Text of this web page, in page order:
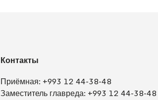
Контакты
Приёмная: +993 12 44-38-48
Заместитель главреда: +993 12 44-38-48